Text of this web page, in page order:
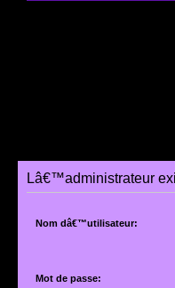
Lâ€™administrateur
Nom dâ€™utilisateur:
Mot de passe: